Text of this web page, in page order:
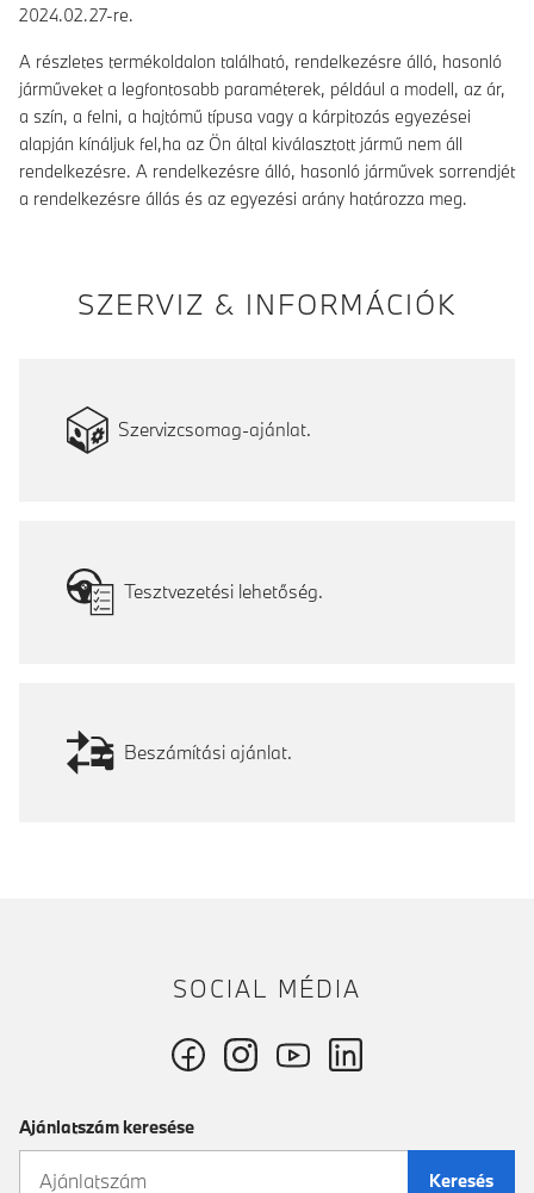
2024.02.27-re.
A részletes termékoldalon található, rendelkezésre álló, hasonló
járműveket a legfontosabb paraméterek, például a modell, az ár,
a szín, a felni, a hajtómű típusa vagy a kárpitozás egyezései
alapján kínáljuk fel,ha az Ön által kiválasztott jármű nem áll
rendelkezésre. A rendelkezésre álló, hasonló járművek sorrendjét
a rendelkezésre állás és az egyezési arány határozza meg.
SZERVIZ & INFORMÁCIÓK
Szervizcsomag-ajánlat.
Tesztvezetési lehetőség.
Beszámítási ajánlat.
SOCIAL MÉDIA
Ajánlatszám keresése
Keresés